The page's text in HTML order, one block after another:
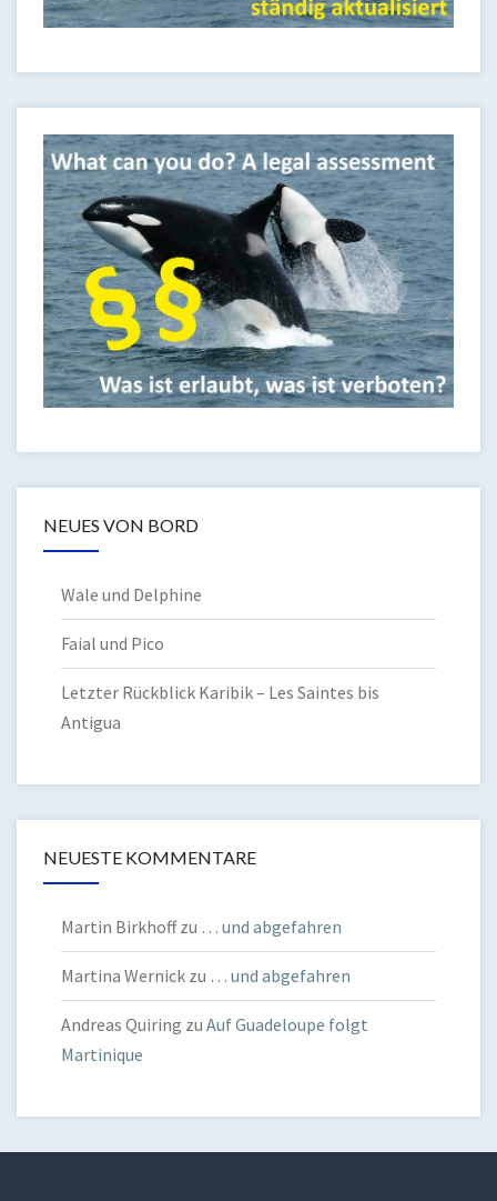
NEUES VON BORD
Wale und Delphine
Faial und Pico
Letzter Rückblick Karibik – Les Saintes bis
Antigua
NEUESTE KOMMENTARE
Martin Birkhoffzu … und abgefahren
Martina Wernick zu … und abgefahren
Andreas Quiring zu Auf Guadeloupe folgt
Martinique